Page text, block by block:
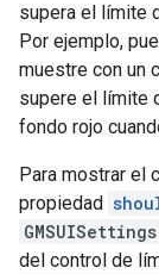
supera el límite
Por ejemplo,
muestre con un
supere el límite
fondo rojo
Para mostrar el
propiedad
GMSUISettings
del control de